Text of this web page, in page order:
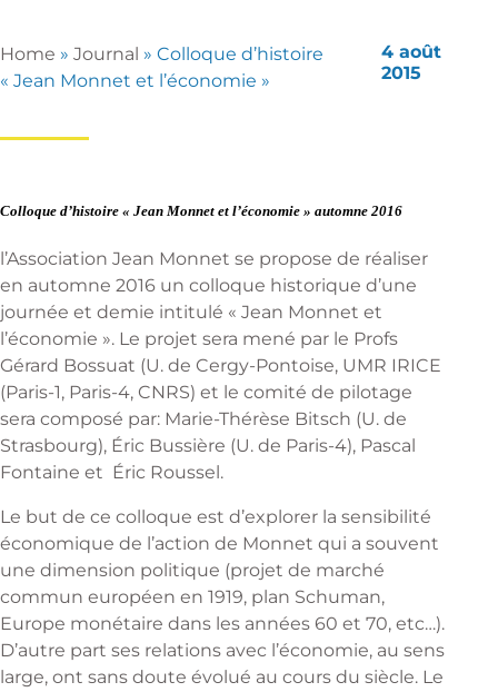
Home » Journal » Colloque d’histoire
« Jean Monnet et l’économie »
4 août
2015
Colloque d’histoire « Jean Monnet et l’économie » automne 2016
l’Association Jean Monnet se propose de réaliser
en automne 2016 un colloque historique d’une
journée et demie intitulé « Jean Monnet et
l’économie ». Le projet sera mené par le Profs
Gérard Bossuat (U. de Cergy-Pontoise, UMR IRICE
(Paris-1, Paris-4, CNRS) et le comité de pilotage
sera composé par: Marie-Thérèse Bitsch (U. de
Strasbourg), Éric Bussière (U. de Paris-4), Pascal
Fontaine et Éric Roussel.
Le but de ce colloque est d’explorer la sensibilité
économique de l’action de Monnet qui a souvent
une dimension politique (projet de marché
commun européen en 1919, plan Schuman,
Europe monétaire dans les années 60 et 70, etc…).
D’autre part ses relations avec l’économie, au sens
large, ont sans doute évolué au cours du siècle. Le